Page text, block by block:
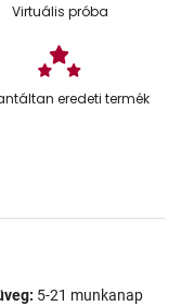
Virtuális próba
eredeti termék
5-21 munkanap